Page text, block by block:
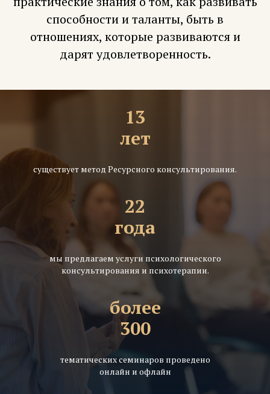
способности и таланты, быть в
отношениях, которые развиваются и
дарят удовлетворенность.
13
лет
существует метод Ресурсного консультирования.
22
года
мы предлагаем услуги психологического
консультирования и психотерапии.
более
300
тематических семинаров проведено
онлайн и офлайн